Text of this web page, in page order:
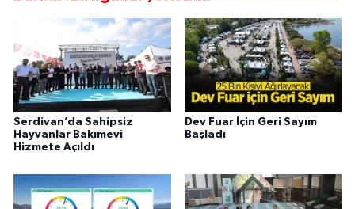
Serdivan’da Sahipsiz
Hayvanlar Bakımevi
Hizmete Açıldı
Dev Fuar İçin Geri Sayım
Başladı